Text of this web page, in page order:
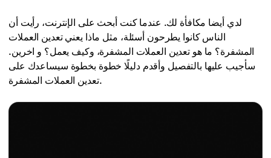
لدي أيضا مكافأة لك. عندما كنت أبحث على الإنترنت، رأيت أن
الناس كانوا يطرحون أسئلة، مثل ماذا يعني تعدين العملات
المشفرة؟ ما هو تعدين العملات المشفرة، وكيف يعمل؟ و اخرين.
سأجيب عليها بالتفصيل وأقدم دليلًا خطوة بخطوة سيساعدك على
تعدين العملات المشفرة.